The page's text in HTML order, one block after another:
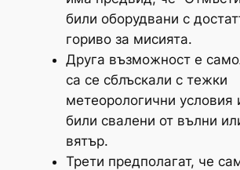
били оборудвани с
гориво за мисията.
Друга възможност е
са се сблъскали с тежки
метеорологични условия
били свалени от вълни
вятър.
Трети предполагат, че